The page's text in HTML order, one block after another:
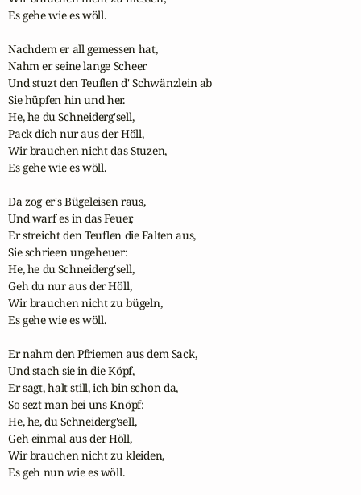
Es gehe wie es wöll.
Nachdem er all gemessen hat,
Nahm er seine lange Scheer
Und stuzt den Teuflen d' Schwänzlein ab
Sie hüpfen hin und her.
He, he du Schneiderg'sell,
Pack dich nur aus der Höll,
Wir brauchen nicht das Stuzen,
Es gehe wie es wöll.
Da zog er's Bügeleisen raus,
Und warf es in das Feuer,
Er streicht den Teuflen die Falten aus,
Sie schrieen ungeheuer:
He, he du Schneiderg'sell,
Geh du nur aus der Höll,
Wir brauchen nicht zu bügeln,
Es gehe wie es wöll.
Er nahm den Pfriemen aus dem Sack,
Und stach sie in die Köpf,
Er sagt, halt still, ich bin schon da,
So sezt man bei uns Knöpf:
He, he, du Schneiderg'sell,
Geh einmal aus der Höll,
Wir brauchen nicht zu kleiden,
Es geh nun wie es wöll.